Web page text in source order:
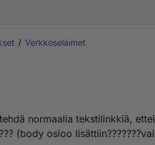
Verkkoselaimet
normaalia tekstilinkkiä,
(body osioo